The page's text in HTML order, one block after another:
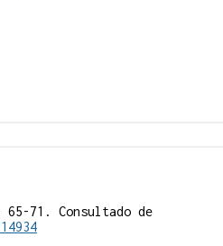
71. Consultado de